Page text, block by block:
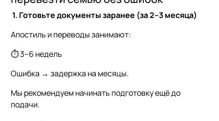
1. Готовьте документы заранее (за 2–3 месяца)
Апостиль и переводы занимают:
⏱ 3–6 недель
Ошибка → задержка на месяцы.
Мы рекомендуем начинать подготовку ещё до
подачи.